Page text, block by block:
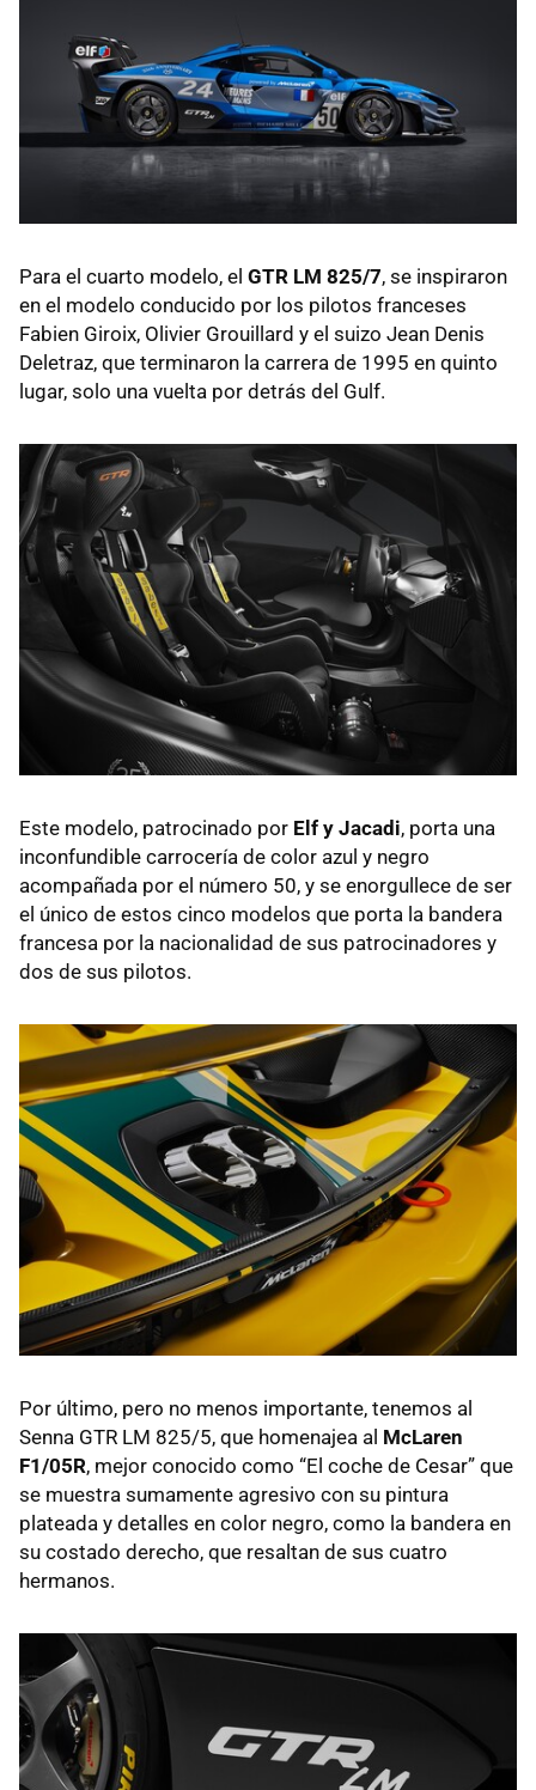
Para el cuarto modelo, el GTR LM 825/7, se inspiraron
en el modelo conducido por los pilotos franceses
Fabien Giroix, Olivier Grouillard y el suizo Jean Denis
Deletraz, que terminaron la carrera de 1995 en quinto
lugar, solo una vuelta por detrás del Gulf.
Este modelo, patrocinado por Elf y Jacadi, porta una
inconfundible carrocería de color azul y negro
acompañada por el número 50, y se enorgullece de ser
el único de estos cinco modelos que porta la bandera
francesa por la nacionalidad de sus patrocinadores y
dos de sus pilotos.
Por último, pero no menos importante, tenemos al
Senna GTR LM 825/5, que homenajea al McLaren
F1/05R, mejor conocido como “El coche de Cesar” que
se muestra sumamente agresivo con su pintura
plateada y detalles en color negro, como la bandera en
su costado derecho, que resaltan de sus cuatro
hermanos.